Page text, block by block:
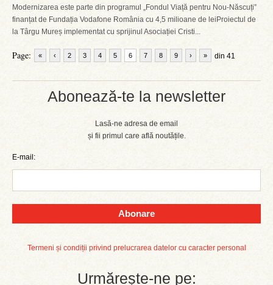
Abonează-te la newsletter
Lasă-ne adresa de email
și fii primul care află noutățile.
E-mail:
Abonare
Termeni și condiții privind prelucrarea datelor cu caracter personal
Urmărește-ne pe:
Modernizarea este parte din programul „Fondul Viață pentru Nou-Născuți”
finanțat de Fundația Vodafone România cu 4,5 milioane de leiProiectul de
la Târgu Mureș implementat cu sprijinul Asociației Cristi...
Page: « ‹ 2 3 4 5 6 7 8 9 din 41
› »